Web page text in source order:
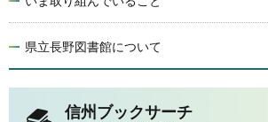
県立長野図書館について
信州ブックサーチ